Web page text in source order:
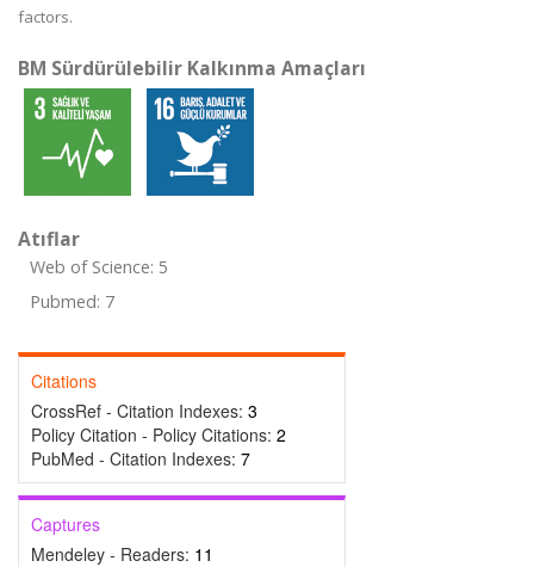
factors.
BM Sürdürülebilir Kalkınma Amaçları
Atıflar
Web of Science: 5
Pubmed: 7
Citations
CrossRef - Citation Indexes: 3
Policy Citation - Policy Citations: 2
PubMed - Citation Indexes: 7
Captures
Mendeley - Readers: 11